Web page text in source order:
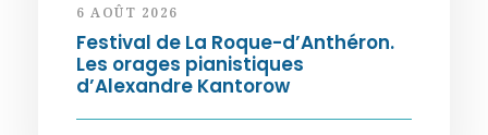
6 AOÛT 2026
Festival de La Roque-d’Anthéron.
Les orages pianistiques
d’Alexandre Kantorow